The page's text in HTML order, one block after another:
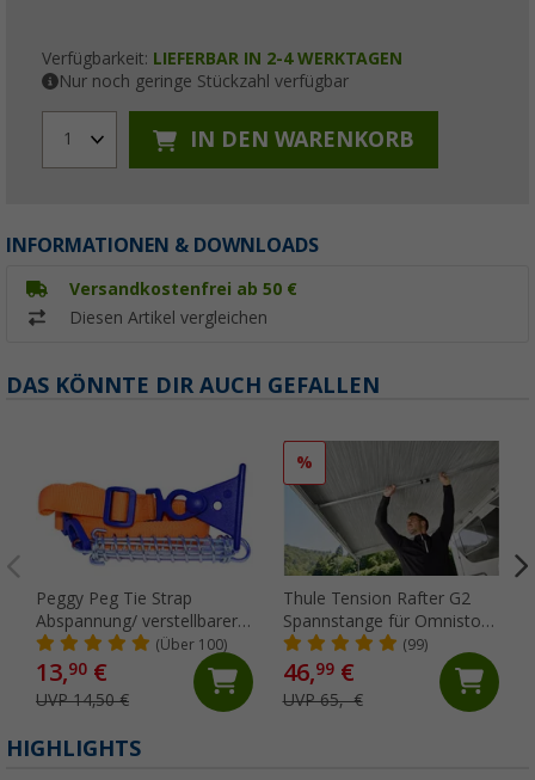
Verfügbarkeit: LIEFERBAR IN 2-4 WERKTAGEN
Nur noch geringe Stückzahl verfügbar
1 IN DEN WARENKORB
INFORMATIONEN & DOWNLOADS
Versandkostenfrei ab 50 €
Diesen Artikel vergleichen
DAS KÖNNTE DIR AUCH GEFALLEN
Peggy Peg Tie Strap
Abspannung/ verstellbarer
Markiesenspanngurt(Über 100)
13,90 €
UVP 14,50 €
%
Thule Tension Rafter G2
Spannstange für Omnistor
5200/4900/5003/5002 250
cm
(99)
46,99€
UVP 65,- €
HIGHLIGHTS